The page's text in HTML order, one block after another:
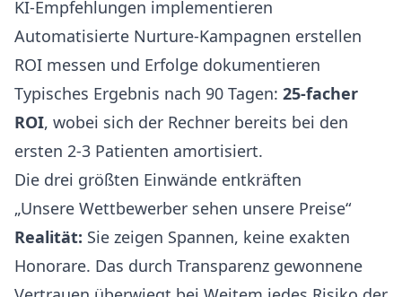
KI-Empfehlungen implementieren
Automatisierte Nurture-Kampagnen erstellen
ROI messen und Erfolge dokumentieren
Typisches Ergebnis nach 90 Tagen: 25-facher
ROI, wobei sich der Rechner bereits bei den
ersten 2-3 Patienten amortisiert.
Die drei größten Einwände entkräften
„Unsere Wettbewerber sehen unsere Preise“
Realität: Sie zeigen Spannen, keine exakten
Honorare. Das durch Transparenz gewonnene